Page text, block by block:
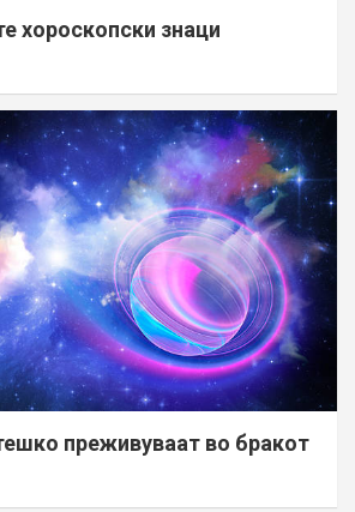
хороскопски знаци
преживуваат во бракот